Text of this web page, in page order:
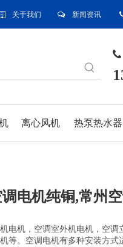
 关于我们  新闻资讯

离心风机 热泵热水
电机纯铜,常州
电机，空调室外机电机，空调
等。空调电机有多种安装方式